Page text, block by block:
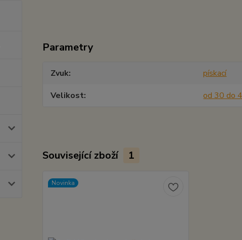
Parametry
Zvuk
pískací
Velikost
od 30 do
Související zboží 1
Novinka